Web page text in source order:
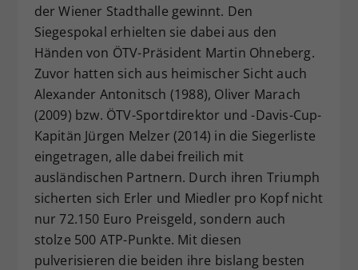
der Wiener Stadthalle gewinnt. Den
Siegespokal erhielten sie dabei aus den
Händen von ÖTV-Präsident Martin Ohneberg.
Zuvor hatten sich aus heimischer Sicht auch
Alexander Antonitsch (1988), Oliver Marach
(2009) bzw. ÖTV-Sportdirektor und -Davis-Cup-
Kapitän Jürgen Melzer (2014) in die Siegerliste
eingetragen, alle dabei freilich mit
ausländischen Partnern. Durch ihren Triumph
sicherten sich Erler und Miedler pro Kopf nicht
nur 72.150 Euro Preisgeld, sondern auch
stolze 500 ATP-Punkte. Mit diesen
pulverisieren die beiden ihre bislang besten